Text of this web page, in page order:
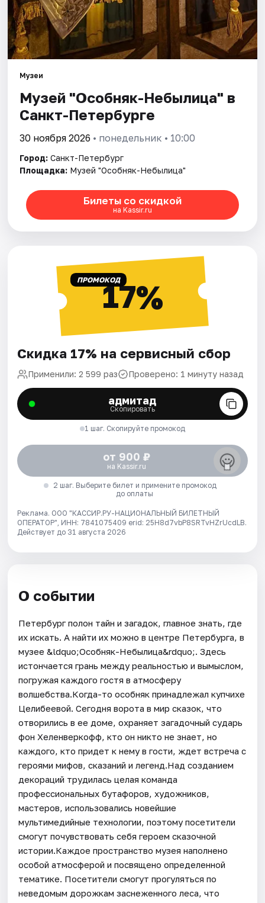
Музеи
Музей "Особняк-Небылица" в
Санкт-Петербурге
30 ноября 2026 • понедельник • 10:00
Город: Санкт-Петербург
Площадка: Музей "Особняк-Небылица"
Билеты со скидкой
на Kassir.ru
ПРОМОКОД17%
Скидка 17% на сервисный сбор
Применили: 2 599 раз Проверено: 1 минуту назад
адмитад
Скопировать
1 шаг. Скопируйте промокод
от 900 ₽
на Kassir.ru
2 шаг. Выберите билет и примените промокод
до оплаты
Реклама. ООО "КАССИР.РУ-НАЦИОНАЛЬНЫЙ БИЛЕТНЫЙ
ОПЕРАТОР", ИНН: 7841075409 erid: 25H8d7vbP8SRTvHZrUcdLB.
Действует до 31 августа 2026
О событии
Петербург полон тайн и загадок, главное знать, где
их искать. А найти их можно в центре Петербурга, в
музее &ldquo;Особняк-Небылица&rdquo;. Здесь
истончается грань между реальностью и вымыслом,
погружая каждого гостя в атмосферу
волшебства.Когда-то особняк принадлежал купчихе
Целибеевой. Сегодня ворота в мир сказок, что
отворились в ее доме, охраняет загадочный сударь
фон Хеленверкофф, кто он никто не знает, но
каждого, кто придет к нему в гости, ждет встреча с
героями мифов, сказаний и легенд.Над созданием
декораций трудилась целая команда
профессиональных бутафоров, художников,
мастеров, использовались новейшие
мультимедийные технологии, поэтому посетители
смогут почувствовать себя героем сказочной
истории.Каждое пространство музея наполнено
особой атмосферой и посвящено определенной
тематике. Посетители смогут прогуляться по
неведомым дорожкам заснеженного леса, что